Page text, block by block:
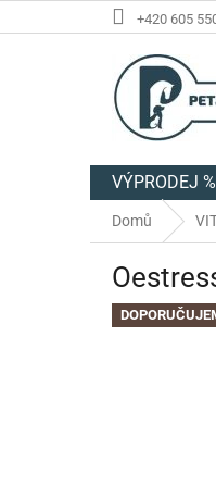
na
+420 605
VÝPRODEJ %
Domů